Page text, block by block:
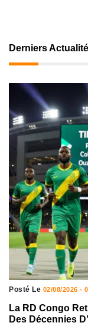
Derniers
Posté Le 02/08/2026 -
La RD Congo
Des Décennies